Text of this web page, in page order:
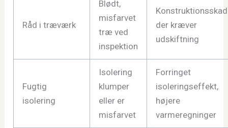
Råd i træværk
Blødt,
misfarvet
træ ved
inspektion
der kræver
udskiftning
Fugtig
isolering
Isolering
klumper
eller er
misfarvet
Forringet
isoleringseffekt,
højere
varmeregninger